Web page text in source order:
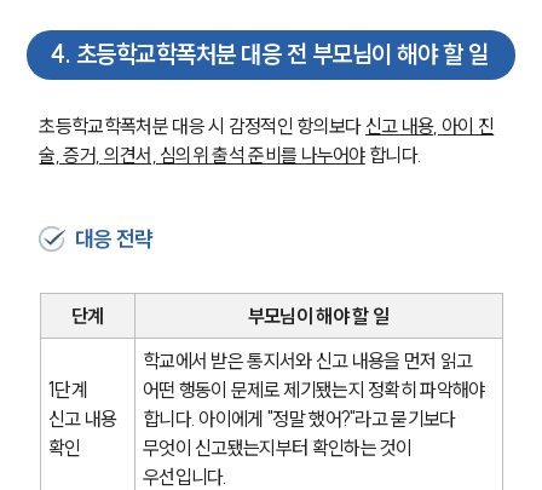
4. 초등학교학폭처분 대응 전 부모님이 해야 할 일
초등학교학폭처분 대응 시 감정적인 항의보다 신고 내용, 아이 진
술, 증거, 의견서, 심의위 출석 준비를 나누어야 합니다.
대응 전략
단계 부모님이 해야 할 일
1단계
신고 내용
확인
학교에서 받은 통지서와 신고 내용을 먼저 읽고
어떤 행동이 문제로 제기됐는지 정확히 파악해야
합니다. 아이에게 "정말 했어?"라고 묻기보다
무엇이 신고됐는지부터 확인하는 것이
우선입니다.